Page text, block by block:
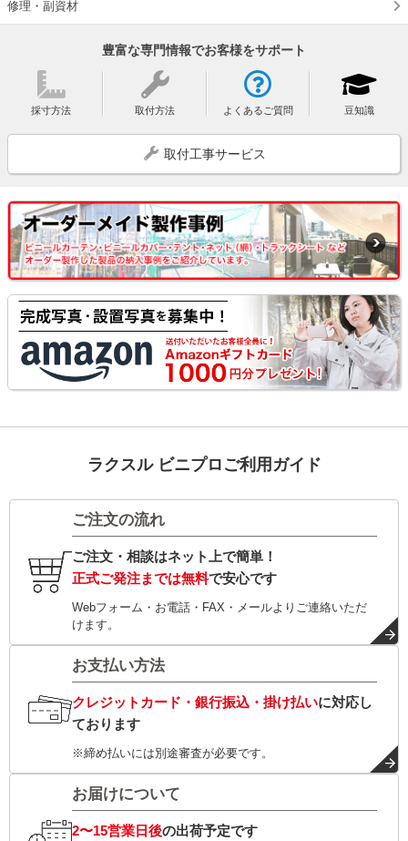
修理・副資材
豊富な専門情報でお客様をサポート
採寸方法 取付方法 よくあるご質問 豆知識
取付工事サービス
ラクスル ビニプロご利用ガイド
ご注文の流れ
ご注文・相談はネット上で簡単！
正式ご発注までは無料で安心です
Webフォーム・お電話・FAX・メールよりご連絡いただ
けます。
お支払い方法
クレジットカード・銀行振込・掛け払いに対応し
ております
※締め払いには別途審査が必要です。
お届けについて
2〜15営業日後の出荷予定です